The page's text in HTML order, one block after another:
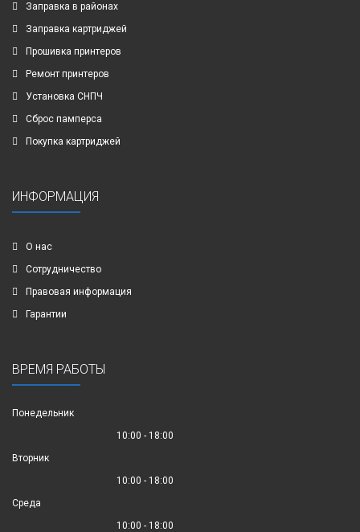
Заправка в районах
Заправка картриджей
Прошивка принтеров
Ремонт принтеров
Установка СНПЧ
Сброс памперса
Покупка картриджей
ИНФОРМАЦИЯ
О нас
Сотрудничество
Правовая информация
Гарантии
ВРЕМЯ РАБОТЫ
Понедельник
10:00 - 18:00
Вторник
10:00 - 18:00
Среда
10:00 - 18:00